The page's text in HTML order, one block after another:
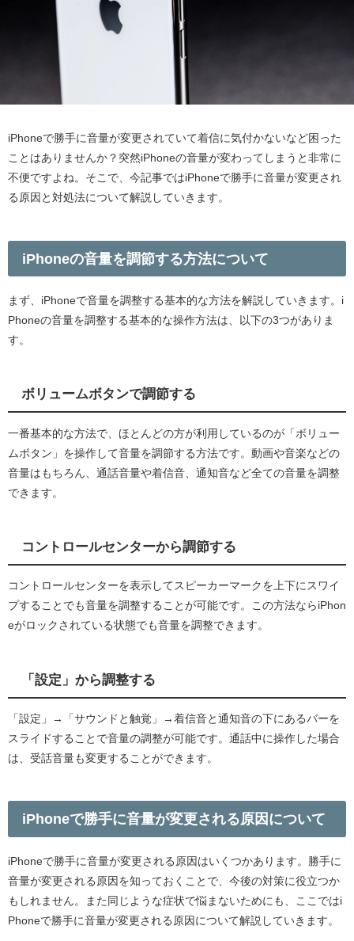
iPhoneで勝手に音量が変更されていて着信に気付かないなど困った
ことはありませんか？突然iPhoneの音量が変わってしまうと非常に
不便ですよね。そこで、今記事ではiPhoneで勝手に音量が変更され
る原因と対処法について解説していきます。
iPhoneの音量を調節する方法について
まず、iPhoneで音量を調整する基本的な方法を解説していきます。i
Phoneの音量を調整する基本的な操作方法は、以下の3つがありま
す。
ボリュームボタンで調節する
一番基本的な方法で、ほとんどの方が利用しているのが「ボリュー
ムボタン」を操作して音量を調節する方法です。動画や音楽などの
音量はもちろん、通話音量や着信音、通知音など全ての音量を調整
できます。
コントロールセンターから調節する
コントロールセンターを表示してスピーカーマークを上下にスワイ
プすることでも音量を調整することが可能です。この方法ならiPhon
eがロックされている状態でも音量を調整できます。
「設定」から調整する
「設定」→「サウンドと触覚」→着信音と通知音の下にあるバーを
スライドすることで音量の調整が可能です。通話中に操作した場合
は、受話音量も変更することができます。
iPhoneで勝手に音量が変更される原因について
iPhoneで勝手に音量が変更される原因はいくつかあります。勝手に
音量が変更される原因を知っておくことで、今後の対策に役立つか
もしれません。また同じような症状で悩まないためにも、ここではi
Phoneで勝手に音量が変更される原因について解説していきます。